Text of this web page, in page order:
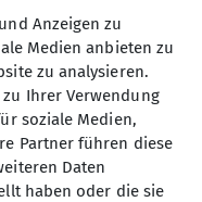
Anzeigen zu
Medien anbieten zu
zu analysieren.
Ihrer Verwendung
soziale Medien,
Partner führen diese
Daten
haben oder die sie